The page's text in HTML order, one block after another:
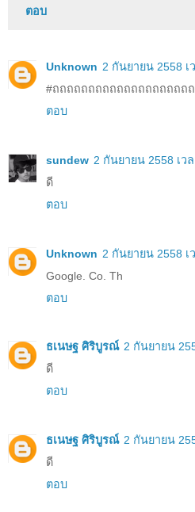
ตอบ
Unknown 2 กันยายน 2558 เ
#ถถถถถถถถถถถถถถถถถถถ
ตอบ
sundew 2 กันยายน 2558 เว
ดี
ตอบ
Unknown 2 กันยายน 2558 เ
Google. Co. Th
ตอบ
ธเนษฐ ศิริบูรณ์ 2 กันยายน
ดี
ตอบ
ธเนษฐ ศิริบูรณ์ 2 กันยายน
ดี
ตอบ